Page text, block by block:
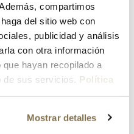
compartimos
del sitio web con
publicidad y análisis
con otra información
hayan recopilado a
de sus servicios. Política
Mostrar detalles